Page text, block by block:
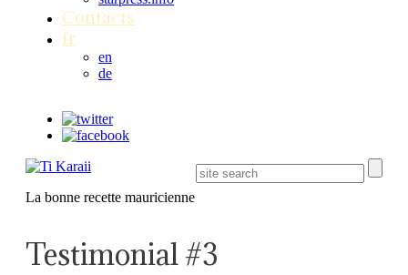
Contacts
fr
en
de
La bonne recette mauricienne
Testimonial #3